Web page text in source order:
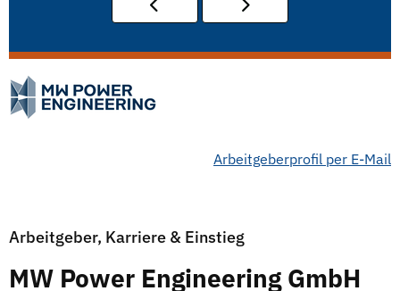
Arbeitgeberprofil per E-Mail
Arbeitgeber, Karriere & Einstieg
MW Power Engineering GmbH